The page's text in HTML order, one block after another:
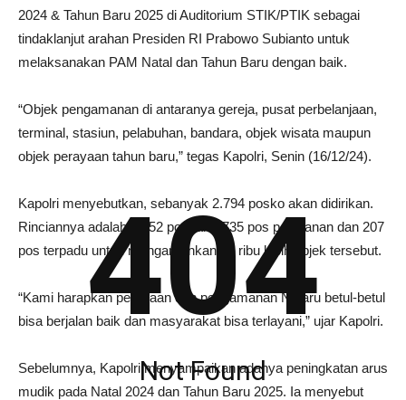
2024 & Tahun Baru 2025 di Auditorium STIK/PTIK sebagai
tindaklanjut arahan Presiden RI Prabowo Subianto untuk
melaksanakan PAM Natal dan Tahun Baru dengan baik.
“Objek pengamanan di antaranya gereja, pusat perbelanjaan,
terminal, stasiun, pelabuhan, bandara, objek wisata maupun
objek perayaan tahun baru,” tegas Kapolri, Senin (16/12/24).
Kapolri menyebutkan, sebanyak 2.794 posko akan didirikan.
Rinciannya adalah 1.852 pospam, 735 pos pelayanan dan 207
pos terpadu untuk mengamankan 61 ribu lebih objek tersebut.
“Kami harapkan perayaan dan pengamanan Nataru betul-betul
bisa berjalan baik dan masyarakat bisa terlayani,” ujar Kapolri.
Sebelumnya, Kapolri menyampaikan adanya peningkatan arus
mudik pada Natal 2024 dan Tahun Baru 2025. Ia menyebut
404
Not Found